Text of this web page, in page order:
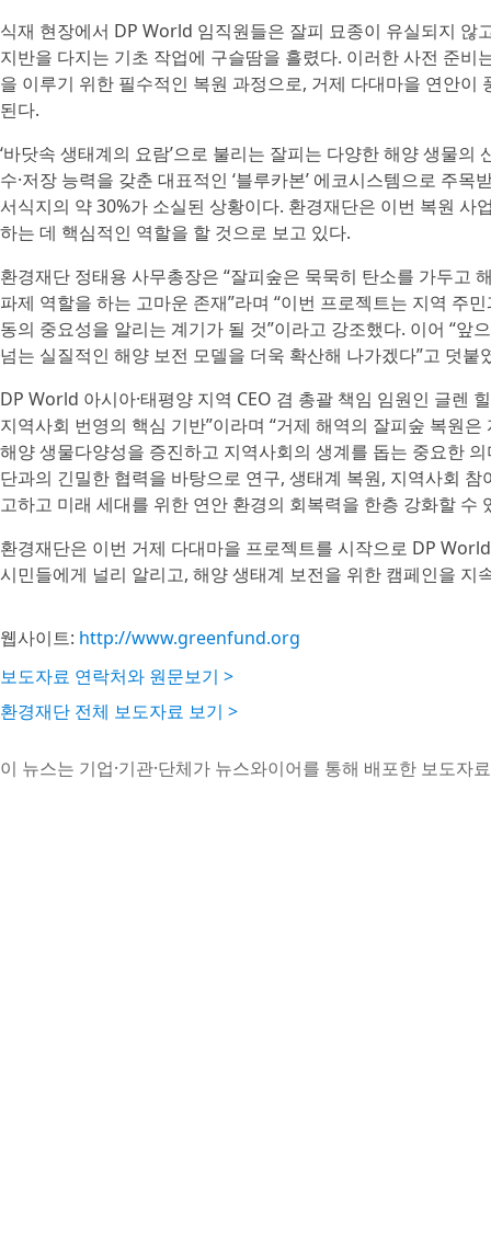
식재 현장에서 DP World 임직원들은 잘피 묘종이 유실되지
지반을 다지는 기초 작업에 구슬땀을 흘렸다. 이러한 사전 준
을 이루기 위한 필수적인 복원 과정으로, 거제 다대마을 연안
된다.
‘바닷속 생태계의 요람’으로 불리는 잘피는 다양한 해양 생물
수·저장 능력을 갖춘 대표적인 ‘블루카본’ 에코시스템으로 주
서식지의 약 30%가 소실된 상황이다. 환경재단은 이번 복원
하는 데 핵심적인 역할을 할 것으로 보고 있다.
환경재단 정태용 사무총장은 “잘피숲은 묵묵히 탄소를 가두고
파제 역할을 하는 고마운 존재”라며 “이번 프로젝트는 지역 주
동의 중요성을 알리는 계기가 될 것”이라고 강조했다. 이어 “
넘는 실질적인 해양 보전 모델을 더욱 확산해 나가겠다”고 덧붙
DP World 아시아·태평양 지역 CEO 겸 총괄 책임 임원인 글렌
지역사회 번영의 핵심 기반”이라며 “거제 해역의 잘피숲 복원
해양 생물다양성을 증진하고 지역사회의 생계를 돕는 중요한
단과의 긴밀한 협력을 바탕으로 연구, 생태계 복원, 지역사회
고하고 미래 세대를 위한 연안 환경의 회복력을 한층 강화할 수
환경재단은 이번 거제 다대마을 프로젝트를 시작으로 DP
시민들에게 널리 알리고, 해양 생태계 보전을 위한 캠페인을 지
웹사이트: http://www.greenfund.org
보도자료 연락처와 원문보기 >
환경재단 전체 보도자료 보기 >
이 뉴스는 기업·기관·단체가 뉴스와이어를 통해 배포한 보도자